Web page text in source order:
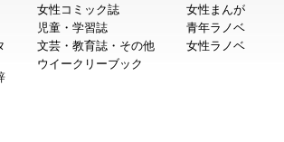
女性コミック誌
児童・学習誌
文芸・教育誌・その他
ウイークリーブック
女性まんが
青年ラノベ
女性ラノベ